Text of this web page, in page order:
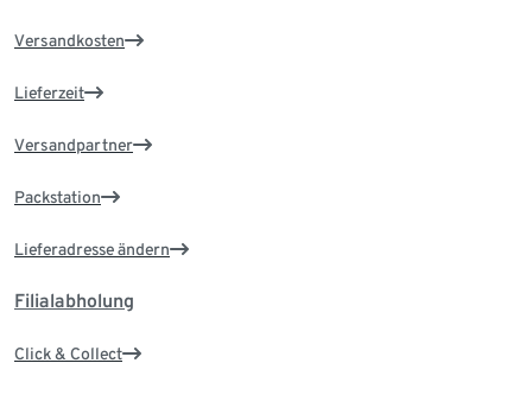
Versandkosten
Lieferzeit
Versandpartner
Packstation
Lieferadresse ändern
Filialabholung
Click & Collect